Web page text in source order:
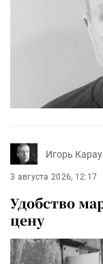
Игорь
3 августа 2026, 12:17
Удобство
цену